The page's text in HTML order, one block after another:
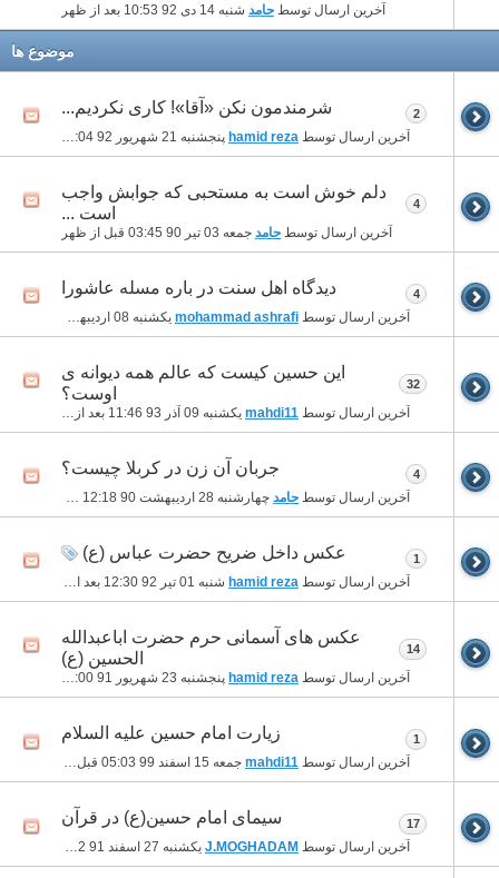
آخرین ارسال توسط حامد شنبه 14 دی 92 10:53 بعد از ظهر
موضوع ها
شرمندمون نکن «آقا»! کاری نکردیم...
آخرین ارسال توسط hamid reza پنجشنبه 21 شهریور 92 12:04 قبل از ظهر
2
دلم خوش است به مستحبی که جوابش واجب
است ...
آخرین ارسال توسط حامد جمعه 03 تیر 90 03:45 قبل از ظهر
4
دیدگاه اهل سنت در باره مسله عاشورا
آخرین ارسال توسط mohammad ashrafi یکشنبه 08 اردیبهشت 92
4
این حسین کیست که عالم همه دیوانه ی
اوست؟
آخرین ارسال توسط mahdi11 یکشنبه 09 آذر 93 11:46 بعد از ظهر
32
جربان آن زن در کربلا چیست؟
آخرین ارسال توسط حامد چهارشنبه 28 اردیبهشت 90 12:18 قبل از ظهر
4
عکس داخل ضریح حضرت عباس (ع)
آخرین ارسال توسط hamid reza شنبه 01 تیر 92 12:30 بعد از ظهر
1
عکس های آسمانی حرم حضرت اباعبدالله
الحسین (ع)
آخرین ارسال توسط hamid reza پنجشنبه 23 شهریور 91 12:00 بعد از ظهر
14
زیارت امام حسین علیه السلام
آخرین ارسال توسط mahdi11 جمعه 15 اسفند 99 05:03 قبل از ظهر
1
سیمای امام حسین(ع) در قرآن
آخرین ارسال توسط J.MOGHADAM یکشنبه 27 اسفند 91 04:02 بعد از ظهر
17